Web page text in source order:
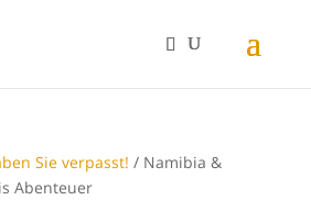
Sie verpasst! / Namibia &
Abenteuer